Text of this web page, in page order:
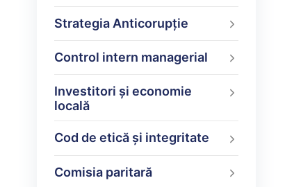
Strategia Anticorupție
Control intern managerial
Investitori și economie
locală
Cod de etică și integritate
Comisia paritară